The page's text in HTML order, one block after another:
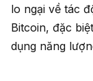
lo ngại về tác
Bitcoin, đặc
dụng năng